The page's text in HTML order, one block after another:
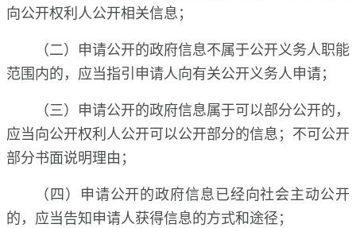
向公开权利人公开相关信息；
（二）申请公开的政府信息不属于公开义务人职能
范围内的，应当指引申请人向有关公开义务人申请；
（三）申请公开的政府信息属于可以部分公开的，
应当向公开权利人公开可以公开部分的信息；不可公开
部分书面说明理由；
（四）申请公开的政府信息已经向社会主动公开
的，应当告知申请人获得信息的方式和途径；